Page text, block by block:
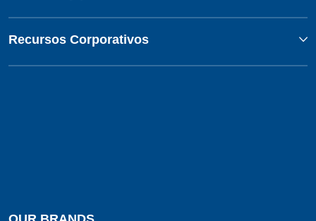
Recursos Corporativos